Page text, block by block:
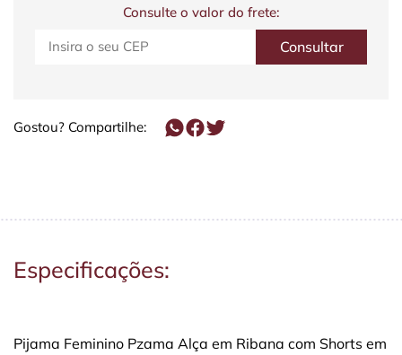
Consulte o valor do frete:
Gostou? Compartilhe:
Especificações:
Pijama Feminino Pzama Alça em Ribana com Shorts em